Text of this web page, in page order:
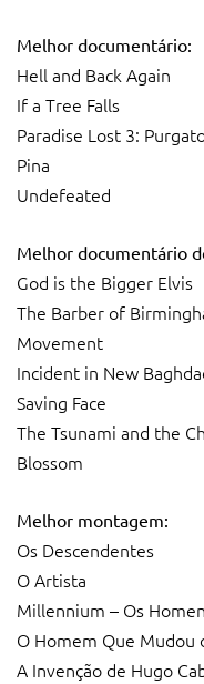
Melhor documentário:
Hell and Back Again
If a Tree Falls
Paradise Lost 3:
Pina
Undefeated
Melhor documentário
God is the Bigger Elvis
The Barber of
Movement
Incident in New
Saving Face
The Tsunami and the
Blossom
Melhor montagem:
Os Descendentes
O Artista
Millennium – Os
O Homem Que Mudou
A Invenção de Hugo